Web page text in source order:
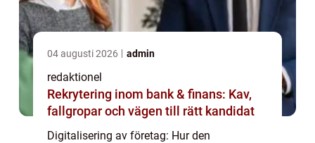
04 augusti 2026 admin
redaktionel
Rekrytering inom bank & finans: Kav,
fallgropar och vägen till rätt kandidat
Digitalisering av företag: Hur den